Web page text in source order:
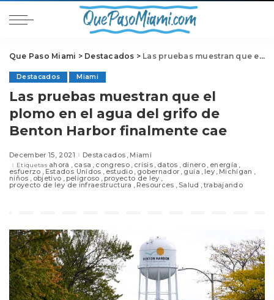
Que Paso Miami > Destacados > Las pruebas muestran que el plomo en el agua del grifo de Benton Harbor finalmente cae
Destacados Miami
Las pruebas muestran que el
plomo en el agua del grifo de
Benton Harbor finalmente cae
December 15, 2021 Destacados Miami
Etiquetas ahora casa congreso crisis datos dinero energía
esfuerzo Estados Unidos estudio gobernador guía ley Michigan
niños objetivo peligroso proyecto de ley
proyecto de ley de infraestructura Resources Salud trabajando